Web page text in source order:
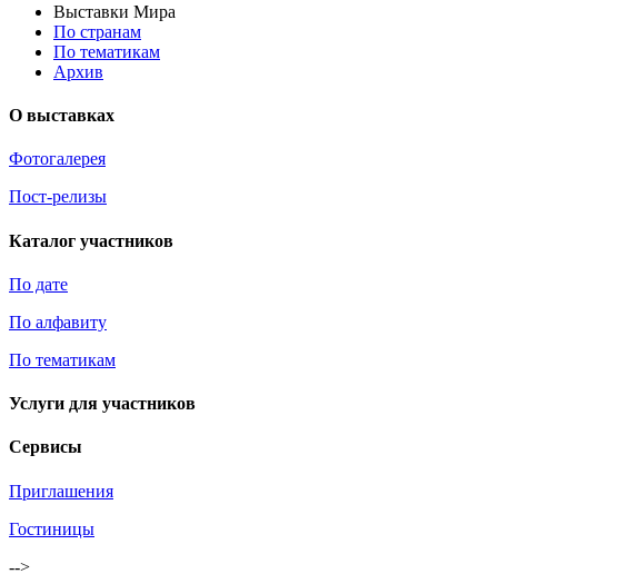
Выставки Мира
По странам
По тематикам
Архив
О выставках
Фотогалерея
Пост-релизы
Каталог участников
По дате
По алфавиту
По тематикам
Услуги для участников
Сервисы
Приглашения
Гостиницы
-->